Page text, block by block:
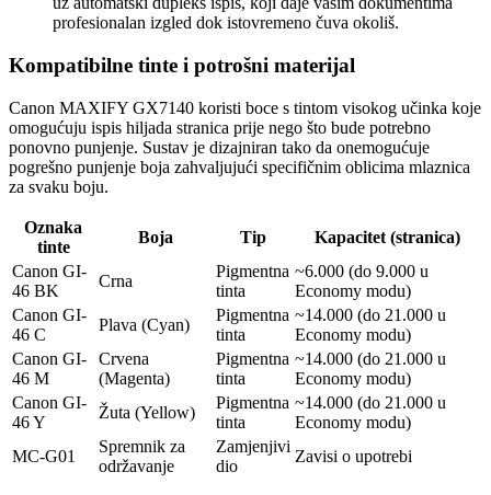
profesionalan izgled dok istovremeno čuva okoliš.
Kompatibilne tinte i potrošni materijal
Canon MAXIFY GX7140 koristi boce s tintom visokog učinka koje
omogućuju ispis hiljada stranica prije nego što bude potrebno
ponovno punjenje. Sustav je dizajniran tako da onemogućuje
pogrešno punjenje boja zahvaljujući specifičnim oblicima mlaznica
za svaku boju.
Oznaka
tinte
Boja Tip
Kapacitet (stranica)
Canon GI-
46 BK
Crna
Pigmentna
tinta
~6.000 (do 9.000 u
Economy modu)
Canon GI-
46 C
Plava (Cyan)
Pigmentna
tinta
~14.000 (do 21.000 u
Economy modu)
Canon GI-
46 M
Crvena
(Magenta)
Pigmentna
tinta
~14.000 (do 21.000 u
Economy modu)
Canon GI-
46 Y
Žuta (Yellow)
Pigmentna
tinta
~14.000 (do 21.000 u
Economy modu)
MC-G01
Spremnik za
održavanje
Zamjenjivi
dio
Zavisi o upotrebi